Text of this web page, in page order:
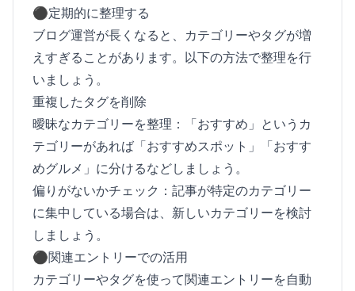
⚫︎定期的に整理する
ブログ運営が長くなると、カテゴリーやタグが増
えすぎることがあります。以下の方法で整理を行
いましょう。
重複したタグを削除
曖昧なカテゴリーを整理：「おすすめ」というカ
テゴリーがあれば「おすすめスポット」「おすす
めグルメ」に分けるなどしましょう。
偏りがないかチェック：記事が特定のカテゴリー
に集中している場合は、新しいカテゴリーを検討
しましょう。
⚫︎関連エントリーでの活用
カテゴリーやタグを使って関連エントリーを自動